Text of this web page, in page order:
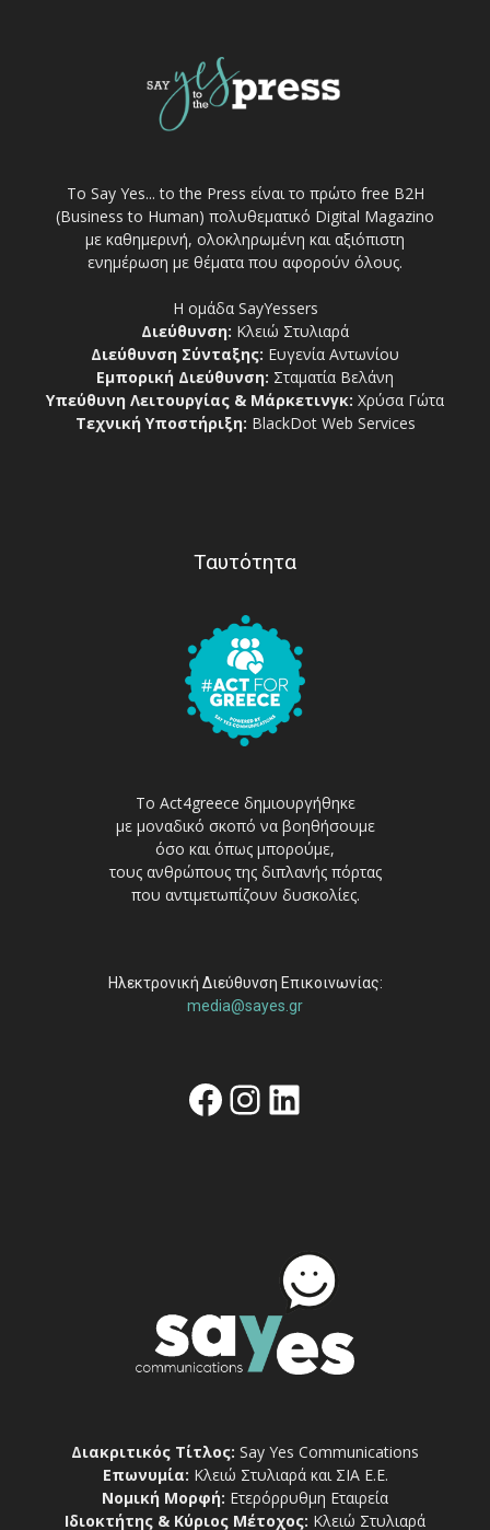
Το Say Yes... to the Press είναι το πρώτο free Β2Η
(Business to Human) πολυθεματικό Digital Magazino
με καθημερινή, ολοκληρωμένη και αξιόπιστη
ενημέρωση με θέματα που αφορούν όλους.
Η ομάδα SayYessers
Διεύθυνση: Κλειώ Στυλιαρά
Διεύθυνση Σύνταξης: Ευγενία Αντωνίου
Εμπορική Διεύθυνση: Σταματία Βελάνη
Υπεύθυνη Λειτουργίας & Μάρκετινγκ: Χρύσα Γώτα
Τεχνική Υποστήριξη: BlackDot Web Services
Ταυτότητα
Το Act4greece δημιουργήθηκε
με μοναδικό σκοπό να βοηθήσουμε
όσο και όπως μπορούμε,
τους ανθρώπους της διπλανής πόρτας
που αντιμετωπίζουν δυσκολίες.
Ηλεκτρονική Διεύθυνση Επικοινωνίας:
media@sayes.gr
Facebook
Instagram
Linkedin
Διακριτικός Τίτλος: Say Yes Communications
Επωνυμία: Κλειώ Στυλιαρά και ΣΙΑ Ε.Ε.
Νομική Μορφή: Ετερόρρυθμη Εταιρεία
Ιδιοκτήτης & Κύριος Μέτοχος: Κλειώ Στυλιαρά